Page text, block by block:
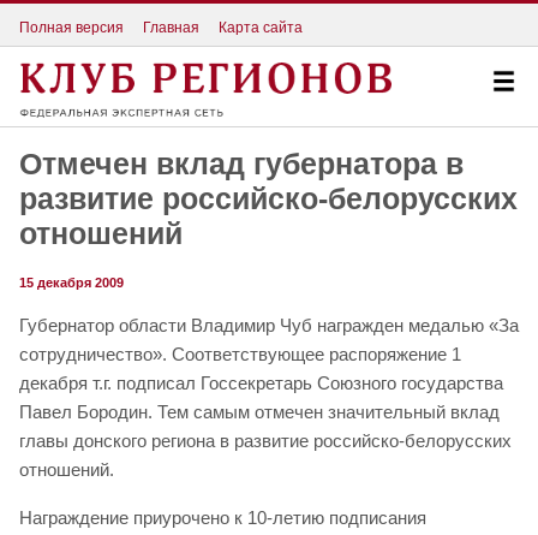
Полная версия Главная Карта сайта
Отмечен вклад губернатора в
развитие российско-белорусских
отношений
15 декабря 2009
Губернатор области Владимир Чуб награжден медалью «За
сотрудничество». Соответствующее распоряжение 1
декабря т.г. подписал Госсекретарь Союзного государства
Павел Бородин. Тем самым отмечен значительный вклад
главы донского региона в развитие российско-белорусских
отношений.
Награждение приурочено к 10-летию подписания